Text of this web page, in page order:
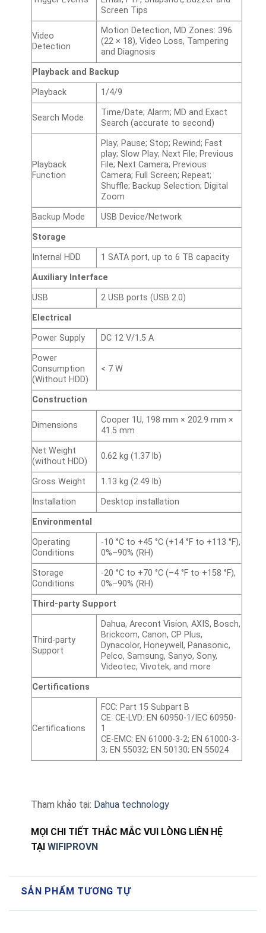
Screen Tips
Video
Detection
Motion Detection, MD Zones: 396
(22 × 18), Video Loss, Tampering
and Diagnosis
Playback and Backup
Playback
1/4/9
Search Mode
Time/Date; Alarm; MD and Exact
Search (accurate to second)
Playback
Function
Play; Pause; Stop; Rewind; Fast
play; Slow Play; Next File; Previous
File; Next Camera; Previous
Camera; Full Screen; Repeat;
Shuffle; Backup Selection; Digital
Zoom
Backup Mode
USB Device/Network
Storage
Internal HDD
1 SATA port, up to 6 TB capacity
Auxiliary Interface
USB
2 USB ports (USB 2.0)
Electrical
Power Supply
DC 12 V/1.5 A
Power
Consumption
(Without HDD)
< 7 W
Construction
Dimensions
Cooper 1U, 198 mm × 202.9 mm ×
41.5 mm
Net Weight
(without HDD)
0.62 kg (1.37 lb)
Gross Weight
1.13 kg (2.49 lb)
Installation
Desktop installation
Environmental
Operating
Conditions
-10 °C to +45 °C (+14 °F to +113 °F),
0%–90% (RH)
Storage
Conditions
-20 °C to +70 °C (–4 °F to +158 °F),
0%–90% (RH)
Third-party Support
Third-party
Support
Dahua, Arecont Vision, AXIS, Bosch,
Brickcom, Canon, CP Plus,
Dynacolor, Honeywell, Panasonic,
Pelco, Samsung, Sanyo, Sony,
Videotec, Vivotek, and more
Certifications
Certifications
FCC: Part 15 Subpart B
CE: CE-LVD: EN 60950-1/IEC 60950-
1
CE-EMC: EN 61000-3-2; EN 61000-3-
3; EN 55032; EN 50130; EN 55024
Tham khảo tại: Dahua technology
MỌI CHI TIẾT THẮC MẮC VUI LÒNG LIÊN HỆ
TẠI WIFIPROVN
SẢN PHẨM TƯƠNG TỰ